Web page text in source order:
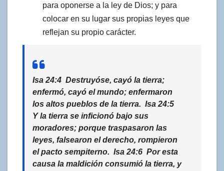
para oponerse a la ley de Dios; y para
colocar en su lugar sus propias leyes que
reflejan su propio carácter.
Isa 24:4 Destruyóse, cayó la tierra;
enfermó, cayó el mundo; enfermaron
los altos pueblos de la tierra. Isa 24:5
Y la tierra se inficionó bajo sus
moradores; porque traspasaron las
leyes, falsearon el derecho, rompieron
el pacto sempiterno. Isa 24:6 Por esta
causa la maldición consumió la tierra, y